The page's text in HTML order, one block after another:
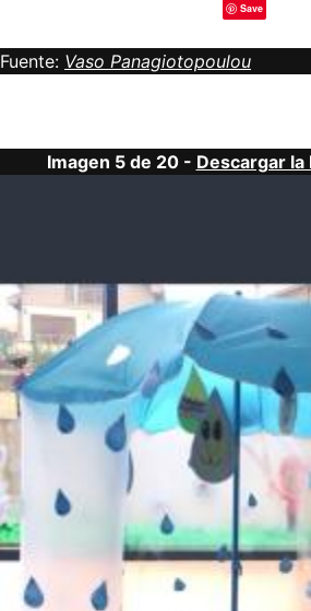
Save
Fuente: Vaso Panagiotopoulou
Imagen 5 de 20 - Descargar la